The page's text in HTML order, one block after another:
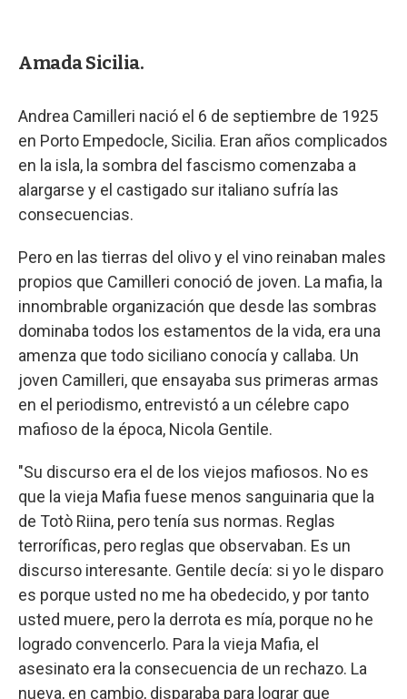
Amada Sicilia.
Andrea Camilleri nació el 6 de septiembre de 1925
en Porto Empedocle, Sicilia. Eran años complicados
en la isla, la sombra del fascismo comenzaba a
alargarse y el castigado sur italiano sufría las
consecuencias.
Pero en las tierras del olivo y el vino reinaban males
propios que Camilleri conoció de joven. La mafia, la
innombrable organización que desde las sombras
dominaba todos los estamentos de la vida, era una
amenza que todo siciliano conocía y callaba. Un
joven Camilleri, que ensayaba sus primeras armas
en el periodismo, entrevistó a un célebre capo
mafioso de la época, Nicola Gentile.
"Su discurso era el de los viejos mafiosos. No es
que la vieja Mafia fuese menos sanguinaria que la
de Totò Riina, pero tenía sus normas. Reglas
terroríficas, pero reglas que observaban. Es un
discurso interesante. Gentile decía: si yo le disparo
es porque usted no me ha obedecido, y por tanto
usted muere, pero la derrota es mía, porque no he
logrado convencerlo. Para la vieja Mafia, el
asesinato era la consecuencia de un rechazo. La
nueva, en cambio, disparaba para lograr que